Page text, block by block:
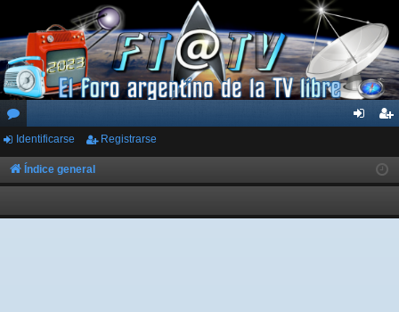
or
os
ar
ist
rs
Identificarse Registrarse
Índice general